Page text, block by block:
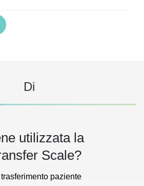
Di
utilizzata la
Scale?
paziente